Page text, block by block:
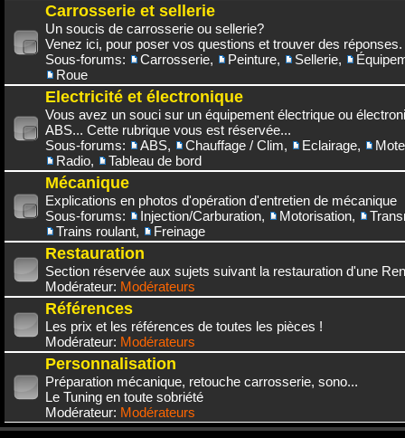
Carrosserie et sellerie
Un soucis de carrosserie ou sellerie?
Venez ici, pour poser vos questions et trouver des réponses.
Sous-forums:
Carrosserie, Peinture, Sellerie,
Roue
Electricité et électronique
Vous avez un souci sur un équipement électrique ou
ABS... Cette rubrique vous est réservée...
Sous-forums:
ABS, Chauffage / Clim, Eclairage,
Radio, Tableau de bord
Mécanique
Explications en photos d'opération d'entretien de mécanique
Sous-forums:
Injection/Carburation, Motorisation,
Trains roulant, Freinage
Restauration
Section réservée aux sujets suivant la restauration d'une
Modérateur: Modérateurs
Références
Les prix et les références de toutes les pièces !
Modérateur: Modérateurs
Personnalisation
Préparation mécanique, retouche carrosserie, sono...
Le Tuning en toute sobriété
Modérateur: Modérateurs